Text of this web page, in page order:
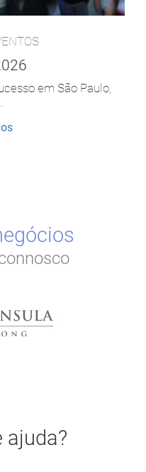
em São Paulo,
ajuda?